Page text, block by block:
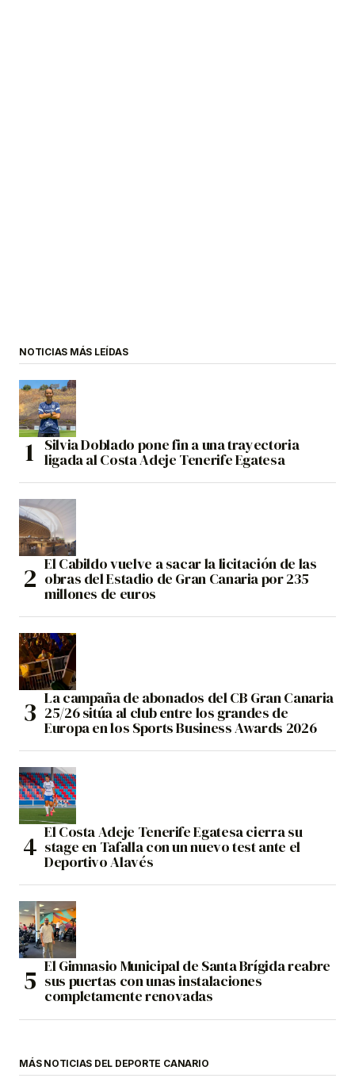
NOTICIAS MÁS LEÍDAS
Silvia Doblado pone fin a una trayectoria
ligada al Costa Adeje Tenerife Egatesa
El Cabildo vuelve a sacar la licitación de las
obras del Estadio de Gran Canaria por 235
millones de euros
La campaña de abonados del CB Gran Canaria
25/26 sitúa al club entre los grandes de
Europa en los Sports Business Awards 2026
El Costa Adeje Tenerife Egatesa cierra su
stage en Tafalla con un nuevo test ante el
Deportivo Alavés
El Gimnasio Municipal de Santa Brígida reabre
sus puertas con unas instalaciones
completamente renovadas
MÁS NOTICIAS DEL DEPORTE CANARIO